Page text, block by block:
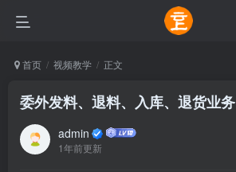
首页 视频教学 正文
委外发料、退料、入库、退货业务
admin
1年前更新